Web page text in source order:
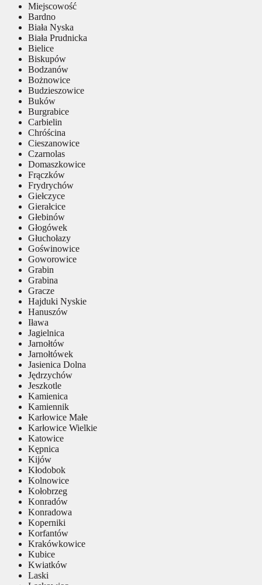
Miejscowość
Bardno
Biała Nyska
Biała Prudnicka
Bielice
Biskupów
Bodzanów
Bożnowice
Budzieszowice
Buków
Burgrabice
Carbielin
Chróścina
Cieszanowice
Czarnolas
Domaszkowice
Frączków
Frydrychów
Giełczyce
Gierałcice
Głebinów
Głogówek
Głuchołazy
Goświnowice
Goworowice
Grabin
Grabina
Gracze
Hajduki Nyskie
Hanuszów
Iława
Jagielnica
Jarnołtów
Jarnołtówek
Jasienica Dolna
Jędrzychów
Jeszkotle
Kamienica
Kamiennik
Karłowice Małe
Karłowice Wielkie
Katowice
Kępnica
Kijów
Kłodobok
Kolnowice
Kołobrzeg
Konradów
Konradowa
Koperniki
Korfantów
Krakówkowice
Kubice
Kwiatków
Laski